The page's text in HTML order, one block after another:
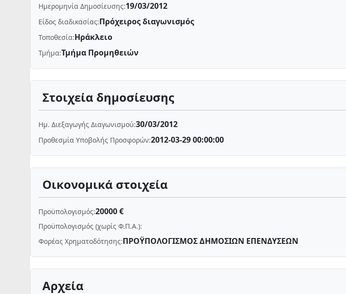
Ημερομηνία Δημοσίευσης:19/03/2012
Είδος διαδικασίας:Πρόχειρος διαγωνισμός
Τοποθεσία:Ηράκλειο
Τμήμα:Τμήμα Προμηθειών
Στοιχεία δημοσίευσης
Ημ. Διεξαγωγής Διαγωνισμού:30/03/2012
Προθεσμία Υποβολής Προσφορών:2012-03-29 00:00:00
Οικονομικά στοιχεία
Προϋπολογισμός:20000 €
Προϋπολογισμός (χωρίς Φ.Π.Α.):
Φορέας Χρηματοδότησης:ΠΡΟΫΠΟΛΟΓΙΣΜΟΣ ΔΗΜΟΣΙΩΝ ΕΠΕΝΔΥΣΕΩΝ
Αρχεία